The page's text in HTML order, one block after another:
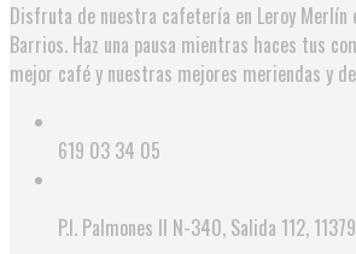
Disfruta de nuestra cafetería en Leroy Merlín
Barrios. Haz una pausa mientras haces tus
mejor café y nuestras mejores meriendas y
619 03 34 05
P.I. Palmones II N-340, Salida 112,